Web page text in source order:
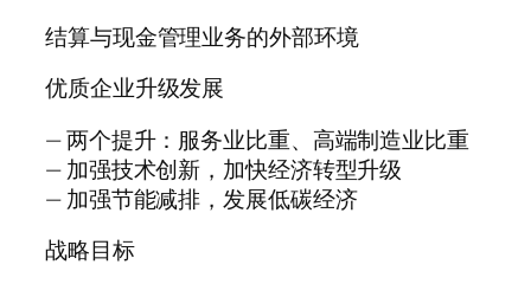
结算与现金管理业务的外部环境
优质企业升级发展
— 两个提升：服务业比重、高端制造业比重
— 加强技术创新，加快经济转型升级
— 加强节能减排，发展低碳经济
战略目标